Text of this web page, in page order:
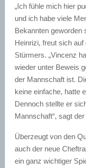
„Ich fühle mich hier
und ich habe viele
Bekannten geworden
Heinrizi, freut sich
Stürmers. „Vincenz
wieder unter Beweis
der Mannschaft ist.
keine einfache, hatte
Dennoch stellte er
Mannschaft“, sagt
Überzeugt von den
auch der neue
ein ganz wichtiger